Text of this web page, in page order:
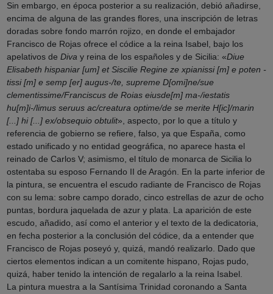
Sin embargo, en época posterior a su realización, debió añadirse,
encima de alguna de las grandes flores, una inscripción de letras
doradas sobre fondo marrón rojizo, en donde el embajador
Francisco de Rojas ofrece el códice a la reina Isabel, bajo los
apelativos de Diva y reina de los españoles y de Sicilia: «Diue
Elisabeth hispaniar [um] et Siscilie Regine ze xpianissi [m] e poten -
tissi [m] e semp [er] augus-/te, supreme D[omi]ne/sue
clementissime/Franciscus de Roias eiusde[m] ma-/iestatis
hu[m]i-/limus seruus ac/creatura optime/de se merite H[ic]/marin
[...] hi[...] ex/obsequio obtulit», aspecto, por lo que a título y
referencia de gobierno se refiere, falso, ya que España, como
estado unificado y no entidad geográfica, no aparece hasta el
reinado de Carlos V; asimismo, el título de monarca de Sicilia lo
ostentaba su esposo Fernando II de Aragón. En la parte inferior de
la pintura, se encuentra el escudo radiante de Francisco de Rojas
con su lema: sobre campo dorado, cinco estrellas de azur de ocho
puntas, bordura jaquelada de azur y plata. La aparición de este
escudo, añadido, así como el anterior y el texto de la dedicatoria,
en fecha posterior a la conclusión del códice, da a entender que
Francisco de Rojas poseyó y, quizá, mandó realizarlo. Dado que
ciertos elementos indican a un comitente hispano, Rojas pudo,
quizá, haber tenido la intención de regalarlo a la reina Isabel.
La pintura muestra a la Santísima Trinidad coronando a Santa